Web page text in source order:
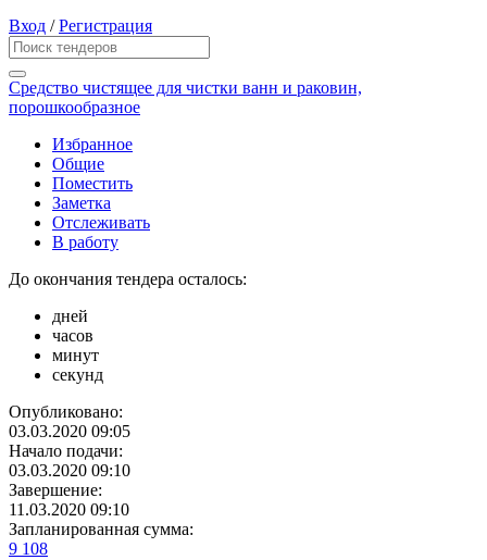
Вход /Регистрация
Средство чистящее для чистки ванн и раковин,
порошкообразное
Избранное
Общие
Поместить
Заметка
Отслеживать
В работу
До окончания тендера осталось:
дней
часов
минут
секунд
Опубликовано:
03.03.2020 09:05
Начало подачи:
03.03.2020 09:10
Завершение:
11.03.2020 09:10
Запланированная сумма:
9 108